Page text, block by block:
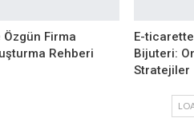
Özgün Firma
Rehberi
E-ticarette
Bijuteri:
Stratejiler